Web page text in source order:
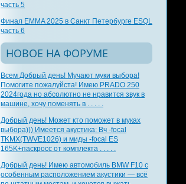
часть 5
Финал EMMA 2025 в Санкт Петербурге ESQL
часть 6
НОВОЕ НА ФОРУМЕ
Всем Добрый день! Мучают муки выбора!
Помогите пожалуйста! Имею PRADO 250
2024года но абсолютно не нравится звук в
машине, хочу поменять в . . . . .
Добрый день! Может кто поможет в муках
выбора))) Имеется акустика: Вч -focal
TKMX(TWVE1026) и миды -focal ES
165K+паскросс от комплекта . . . . .
Добрый день! Имею автомобиль BMW F10 с
особенным расположением акустики — всё